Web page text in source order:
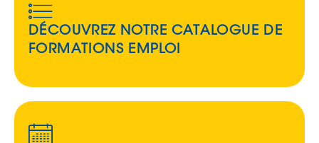
DÉCOUVREZ NOTRE CATALOGUE DE
FORMATIONS EMPLOI